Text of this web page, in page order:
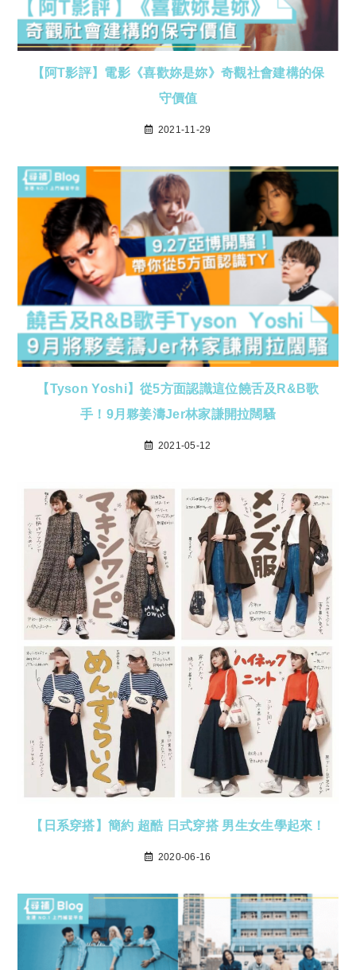
【阿T影評】電影《喜歡妳是妳》奇觀社會建構的保
守價值
2021-11-29
【Tyson Yoshi】從5方面認識這位饒舌及R&B歌
手！9月夥姜濤Jer林家謙開拉闊騷
2021-05-12
【日系穿搭】簡約 超酷 日式穿搭 男生女生學起來！
2020-06-16